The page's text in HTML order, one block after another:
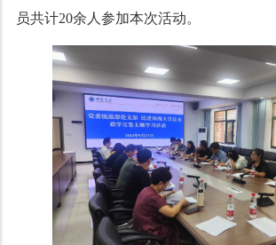
员共计20余人参加本次活动。